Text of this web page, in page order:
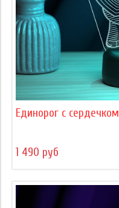
Единорог с сердечком
1 490 руб